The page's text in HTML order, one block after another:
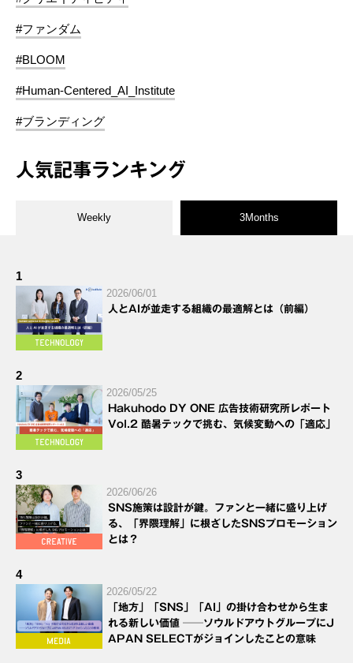
#ファンダム
#BLOOM
#Human-Centered_AI_Institute
#ブランディング
人気記事ランキング
Weekly 3Months
1
2026/06/01
人とAIが並走する組織の最適解とは（前編）
2
2026/05/25
Hakuhodo DY ONE 広告技術研究所レポート
Vol.2 酷暑テックで挑む、気候変動への「適応」
3
2026/06/26
SNS施策は設計が鍵。ファンと一緒に盛り上げ
る、「界隈理解」に根ざしたSNSプロモーション
とは？
4
2026/05/22
「地方」「SNS」「AI」の掛け合わせから生ま
れる新しい価値 ──ソウルドアウトグループにJ
APAN SELECTがジョインしたことの意味